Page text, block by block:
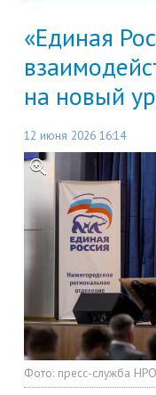
«Единая
на новый
12 июня 2026 16:14
Фото: пресс-служба